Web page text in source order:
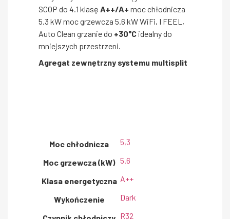
SCOP do 4.1 klasę A++/A+ moc chłodnicza
5.3 kW moc grzewcza 5.6 kW WiFi, I FEEL,
Auto Clean grzanie do +30°C idealny do
mniejszych przestrzeni.
Agregat zewnętrzny systemu multisplit
Moc chłodnicza 5,3
Moc grzewcza (kW) 5.6
Klasa energetyczna A++
Wykończenie Dark
R32